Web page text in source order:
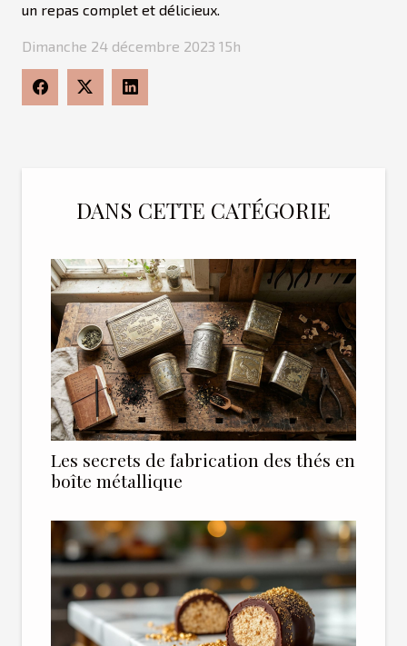
un repas complet et délicieux.
Dimanche 24 décembre 2023 15h
DANS CETTE CATÉGORIE
Les secrets de fabrication des thés en
boîte métallique